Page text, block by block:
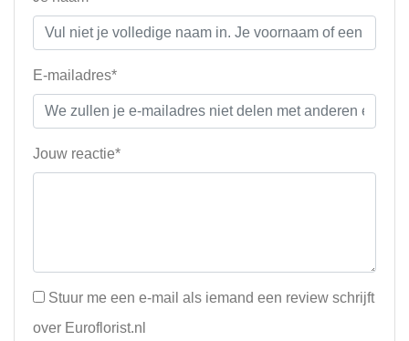
E-mailadres*
Jouw reactie*
Stuur me een e-mail als iemand een review schrijft
over Euroflorist.nl